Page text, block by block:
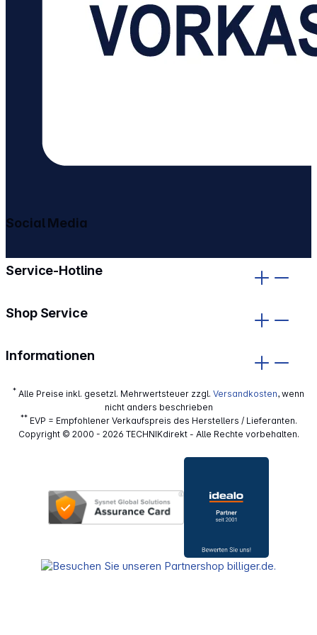
Service-Hotline
Shop Service
Informationen
Social Media
* Alle Preise inkl. gesetzl. Mehrwertsteuer zzgl. Versandkosten, wenn
nicht anders beschrieben
**EVP = Empfohlener Verkaufspreis des Herstellers / Lieferanten.
Copyright © 2000 - 2026 TECHNIKdirekt - Alle Rechte vorbehalten.